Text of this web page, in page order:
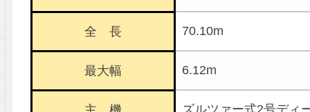
全 長 70.10m
最大幅 6.12m
ズルツァー式2号デ